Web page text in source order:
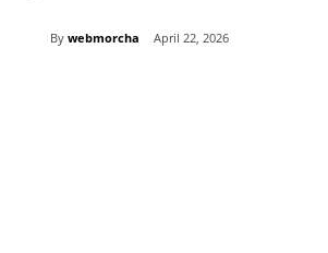
By webmorcha April 22, 2026